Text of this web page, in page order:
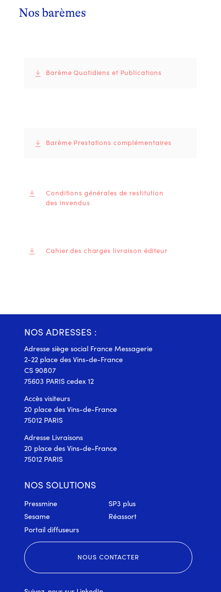
Nos barèmes
Barème Quotidiens et Publications
Barème Prestations complémentaires
Conditions générales de restitution
des invendus
Cahier des charges livraison éditeur
NOS ADRESSES :
Adresse siège social France Messagerie
2-22 place des Vins-de-France
CS 90807
75603 PARIS cedex 12
Accès visiteurs
20 place des Vins-de-France
75012 PARIS
Adresse Livraisons
20 place des Vins-de-France
75012 PARIS
NOS SOLUTIONS
Pressmine
Sesame
Portail diffuseurs
SP3 plus
Réassort
NOUS CONTACTER